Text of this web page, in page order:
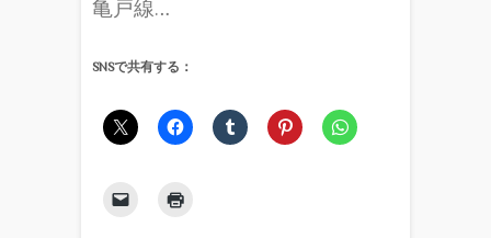
亀戸線…
SNSで共有する：